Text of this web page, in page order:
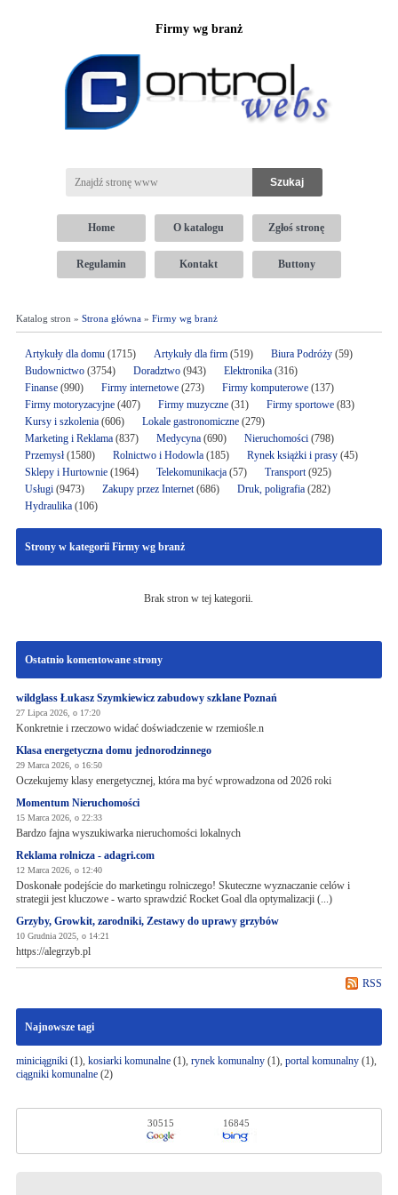
Firmy wg branż
Home O katalogu Zgłoś stronę
Regulamin Kontakt Buttony
Katalog stron » Strona główna» Firmy wg branż
Artykuły dla domu(1715) Artykuły dla firm(519) Biura Podróży(59)
Budownictwo(3754) Doradztwo(943) Elektronika (316)
Finanse(990) Firmy internetowe (273) Firmy komputerowe(137)
Firmy motoryzacyjne(407) Firmy muzyczne(31) Firmy sportowe(83)
Kursy i szkolenia(606) Lokale gastronomiczne(279)
Marketing i Reklama(837) Medycyna(690) Nieruchomości(798)
Przemysł(1580) Rolnictwo i Hodowla(185) Rynek książki i prasy(45)
Sklepy i Hurtownie(1964) Telekomunikacja(57) Transport(925)
Usługi(9473) Zakupy przez Internet(686) Druk, poligrafia(282)
Hydraulika(106)
Strony w kategorii Firmy wg branż
Brak stron w tej kategorii.
Ostatnio komentowane strony
wildglass Łukasz Szymkiewicz zabudowy szklane Poznań
27 Lipca 2026, o 17:20
Konkretnie i rzeczowo widać doświadczenie w rzemiośle.n
Klasa energetyczna domu jednorodzinnego
29 Marca 2026, o 16:50
Oczekujemy klasy energetycznej, która ma być wprowadzona od 2026 roki
Momentum Nieruchomości
15 Marca 2026, o 22:33
Bardzo fajna wyszukiwarka nieruchomości lokalnych
Reklama rolnicza - adagri.com
12 Marca 2026, o 12:40
Doskonałe podejście do marketingu rolniczego! Skuteczne wyznaczanie celów i
strategii jest kluczowe - warto sprawdzić Rocket Goal dla optymalizacji (...)
Grzyby, Growkit, zarodniki, Zestawy do uprawy grzybów
10 Grudnia 2025, o 14:21
https://alegrzyb.pl
RSS
Najnowsze tagi
miniciągniki(1), kosiarki komunalne(1), rynek komunalny(1), portal komunalny(1),
ciągniki komunalne(2)
30515 16845